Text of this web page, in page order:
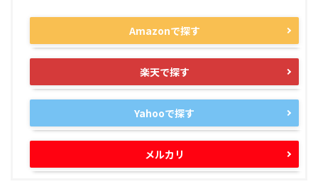
Amazonで探す
楽天で探す
Yahooで探す
メルカリ